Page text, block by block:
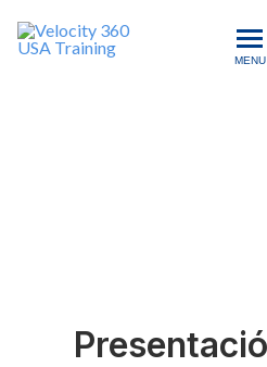
Velocity 360 MENU